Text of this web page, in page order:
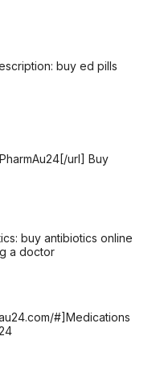
buy ed pills
url] Buy
buy antibiotics online
a doctor
#]Medications